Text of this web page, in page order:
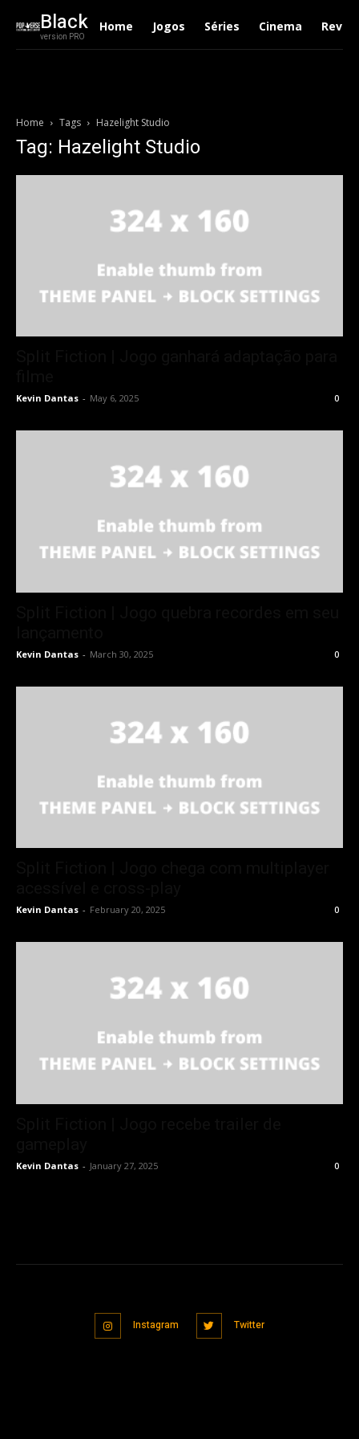
Black
version PRO
Home Jogos Séries Cinema
Home Tags Hazelight Studio
Tag: Hazelight Studio
Kevin Dantas - May 6, 2025 0
Kevin Dantas - March 30, 2025 0
Kevin Dantas - February 20, 2025 0
Kevin Dantas - January 27, 2025 0
Instagram Twitter